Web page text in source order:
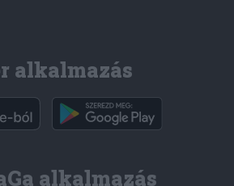
alkalmazás
alkalmazás